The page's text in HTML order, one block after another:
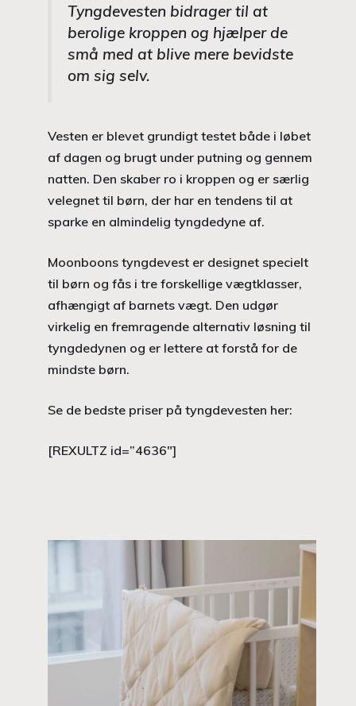
Tyngdevesten bidrager til at
berolige kroppen og hjælper de
små med at blive mere bevidste
om sig selv.
Vesten er blevet grundigt testet både i løbet
af dagen og brugt under putning og gennem
natten. Den skaber ro i kroppen og er særlig
velegnet til børn, der har en tendens til at
sparke en almindelig tyngdedyne af.
Moonboons tyngdevest er designet specielt
til børn og fås i tre forskellige vægtklasser,
afhængigt af barnets vægt. Den udgør
virkelig en fremragende alternativ løsning til
tyngdedynen og er lettere at forstå for de
mindste børn.
Se de bedste priser på tyngdevesten her:
[REXULTZ id=”4636″]